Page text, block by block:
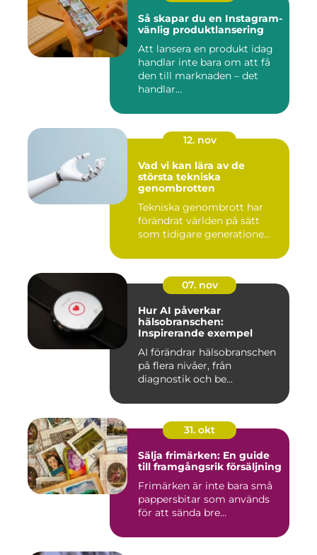
Så skapar du en Instagram-
vänlig produktlansering
Att lansera en produkt idag
handlar inte bara om att få
den till marknaden – det
handlar...
12. nov
Vad vi kan lära av de
största tekniska
genombrotten
Tekniska genombrott har
förändrat världen på sätt
som tidigare generatione...
07. nov
Hur AI påverkar
hälsobranschen:
Inspirerande exempel
AI förändrar hälsobranschen
på flera nivåer, från
diagnostik och be...
31. okt
Sälja frimärken: En guide
till framgångsrik försäljning
Frimärken är inte bara små
pappersbitar som används
för att sända bre...